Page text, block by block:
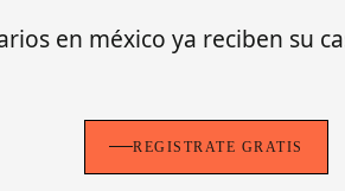
en méxico ya reciben su
REGÍSTRATE GRATIS